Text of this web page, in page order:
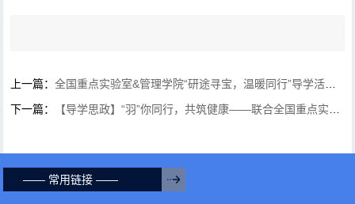
上一篇：全国重点实验室&管理学院“研途寻宝，温暖同行”导学活动点燃校园
下一篇：
【导学思政】“羽”你同行，共筑健康——联合全国重点实验室联合生康学院举办师生...
—— 常用链接 ——